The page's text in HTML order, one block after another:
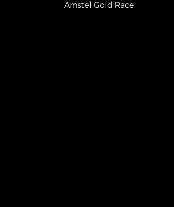
Amstel Gold Race